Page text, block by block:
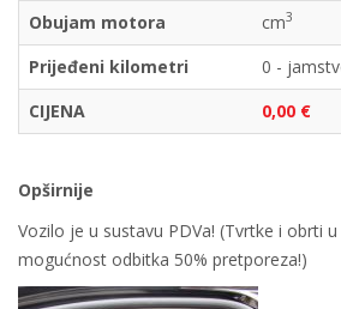
Obujam motora
cm3
Prijeđeni kilometri
0 -
CIJENA
0,00 €
Opširnije
Vozilo je u sustavu PDVa! (Tvrtke i obrti
mogućnost odbitka 50% pretporeza!)